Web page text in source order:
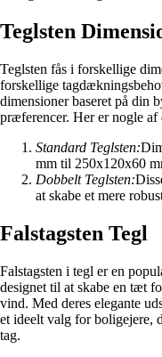
Teglsten
Teglsten fås i forskellige
forskellige
dimensioner baseret på din
præferencer. Her er nogle af
Standard Teglsten:
mm til 250x120x60
Dobbelt Teglsten:
at skabe et mere
Falstagsten Tegl
Falstagsten i tegl er en
designet til at skabe en tæt
vind. Med deres elegante
et ideelt valg for boligejere,
tag.